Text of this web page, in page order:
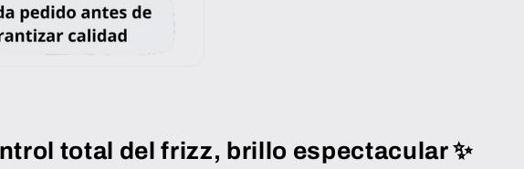
total del frizz, brillo espectacular ✨